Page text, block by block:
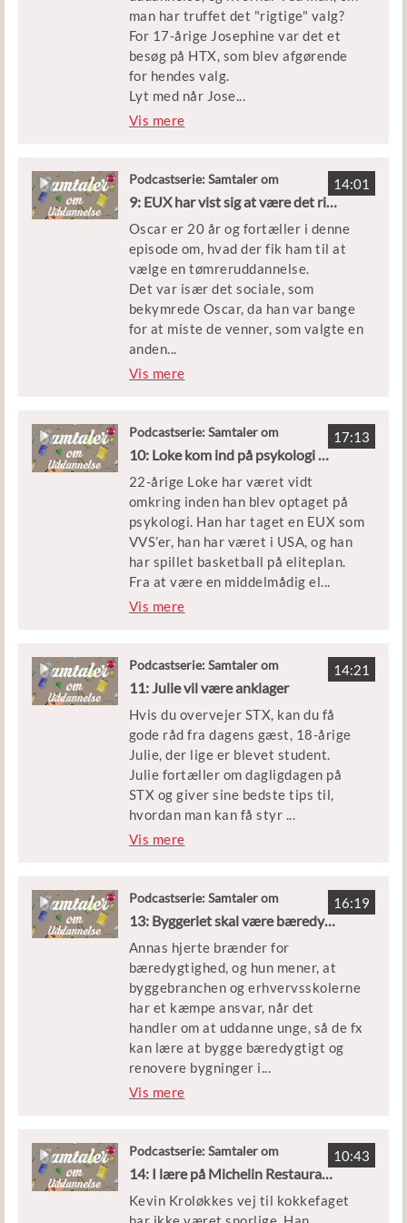
fortælling – og få indspark til
hvordan vi, du og jeg kan snakke med
vores børn, når de har det svært
eller måske har mistet troen på, at
de dur.
på en ungdomsuddannelse.
Uddannelsesvejleder Karina
Meinecke er i studiet med Nada.
man har truffet det "rigtige" valg?
For 17-årige Josephine var det et
besøg på HTX, som blev afgørende
for hendes valg.
Lyt med når Jose...
phine fortæller om sit
på, hvordan hun jonglerer fritid,
uddannelse og frivilligt arbejde i
Horsens, hvor hun bor.
Josephine er i studiet med Tim
Nelson, der er tovholder for
Uddannelse og Job ved
Ungdomscenter Horsens. Du kan
finde andre episoder af Samtaler om
Uddannelse i din podcastapp eller
her på siden.
Vis mere
14:01
Podcastserie: Samtaler om
Uddannelse
9: EUX har vist sig at være det rigtige for Oscar
Oscar er 20 år og fortæller i denne
episode om, hvad der fik ham til at
vælge en tømreruddannelse.
Det var især det sociale, som
bekymrede Oscar, da han var bange
for at miste de venner, som valgte en
anden...
uddannelsesvej. Heldigvis har det
Oscar med til gymnasiefesterne.
Oscar har sin mor med i studiet, da
hun har taget aktiv del i Oscars
uddannelsesrejse – og har flere gode
råd til de unges forældre.
De to bliver interviewet af Yrsa
Høyer, som er uddannelsesvejleder
for UU Kolding
Vis mere
17:13
Podcastserie: Samtaler om
Uddannelse
10: Loke kom ind på psykologi med en VVS-uddannelse
22-årige Loke har været vidt
omkring inden han blev optaget på
psykologi. Han har taget en EUX som
VVS’er, han har været i USA, og han
har spillet basketball på eliteplan.
Fra at være en middelmådig el...
ev, knækkede Loke pludselig koden
gode råd deler han ud af her i
podcasten.
Loke er i studiet med Kira Gilling
Hansen, der er projektleder for
Ditbarnsfremtid.
Vis mere
14:21
Podcastserie: Samtaler om
Uddannelse
11: Julie vil være anklager
Hvis du overvejer STX, kan du få
gode råd fra dagens gæst, 18-årige
Julie, der lige er blevet student.
Julie fortæller om dagligdagen på
STX og giver sine bedste tips til,
hvordan man kan få styr ...
på lektierne, så man kan holde fri
Inden Julie startede på gymnasiet,
legede hun med tanken om at blive
pædagog, psykolog eller lærer, men
de tre år på STX fik sporet Julie ind
på, at hun som anklager kunne
komme til at arbejde for, at alle får
en fair behandling. Og derfor er Julie
lige startet på jurastudiet.
Julie er i studiet med Tim Nelson,
der er tovholder for Uddannelse og
Vis mere
16:19
Podcastserie: Samtaler om
Uddannelse
13: Byggeriet skal være bæredygtigt
Annas hjerte brænder for
bæredygtighed, og hun mener, at
byggebranchen og erhvervsskolerne
har et kæmpe ansvar, når det
handler om at uddanne unge, så de fx
kan lære at bygge bæredygtigt og
renovere bygninger i...
stedet for kun at bygge nyt.
studerende og udlært møbelsnedker,
men hun er startet et helt andet
sted. Hun gik nemlig på gymnasiet
og troede, at hun skulle være
Vis mere
10:43
Podcastserie: Samtaler om
Uddannelse
14: I lære på Michelin Restaurant - og høstansvarlig
Kevin Kroløkkes vej til kokkefaget